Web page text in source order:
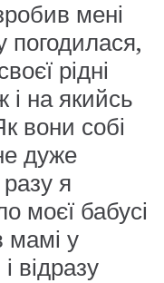
мені
погодилася,
рідні
на якийсь
вони собі
дуже
я
моєї бабусі
мамі у
відразу